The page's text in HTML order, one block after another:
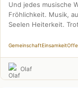
Und jedes musische
Fröhlichkeit. Musik,
Seelen Heiterkeit.
GemeinschaftEinsamkeit
Olaf